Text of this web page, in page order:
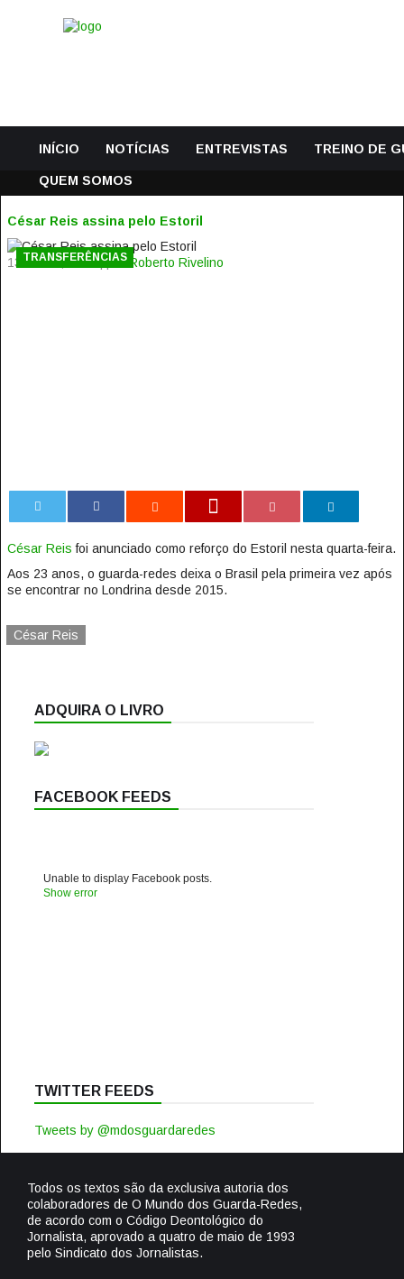
INÍCIO NOTÍCIAS ENTREVISTAS TREINO DE
QUEM SOMOS
César Reis assina pelo Estoril
13 Junho, 2018 | por Roberto Rivelino
TRANSFERÊNCIAS
César Reis foi anunciado como reforço do Estoril nesta quarta-feira.
Aos 23 anos, o guarda-redes deixa o Brasil pela primeira vez após
se encontrar no Londrina desde 2015.
César Reis
ADQUIRA O LIVRO
FACEBOOK FEEDS
Unable to display Facebook posts.
Show error
TWITTER FEEDS
Tweets by @mdosguardaredes
Todos os textos são da exclusiva autoria dos
colaboradores de O Mundo dos Guarda-Redes,
de acordo com o Código Deontológico do
Jornalista, aprovado a quatro de maio de 1993
pelo Sindicato dos Jornalistas.